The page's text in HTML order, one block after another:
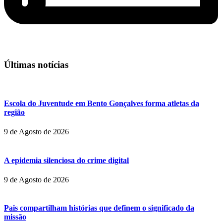
Últimas notícias
Escola do Juventude em Bento Gonçalves forma atletas da
região
9 de Agosto de 2026
A epidemia silenciosa do crime digital
9 de Agosto de 2026
Pais compartilham histórias que definem o significado da
missão